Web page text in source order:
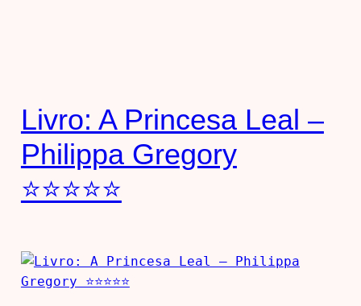
Livro: A Princesa Leal –
Philippa Gregory
⭐⭐⭐⭐⭐